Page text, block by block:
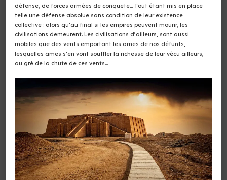
défense, de forces armées de conquête… Tout étant mis en place
telle une défense absolue sans condition de leur existence
collective : alors qu’au final si les empires peuvent mourir, les
civilisations demeurent. Les civilisations d’ailleurs, sont aussi
mobiles que des vents emportant les âmes de nos défunts,
lesquelles âmes s’en vont souffler la richesse de leur vécu ailleurs,
au gré de la chute de ces vents…